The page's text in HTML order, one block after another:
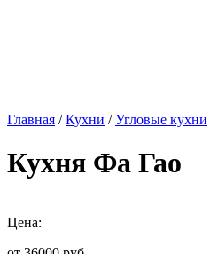
Главная /Кухни /Угловые кухни
Кухня Фа Гао
Цена: